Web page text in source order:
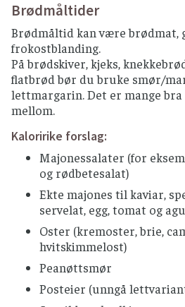
Brødmåltider
Brødmåltid kan være brødmat,
frokostblanding.
På brødskiver, kjeks,
flatbrød bør du bruke smør/
lettmargarin. Det er mange bra
mellom.
Kaloririke forslag:
Majonessalater (for
og rødbetesalat)
Ekte majones til kaviar,
servelat, egg, tomat og
Oster (kremoster, brie,
hvitskimmelost)
Peanøttsmør
Posteier (unngå